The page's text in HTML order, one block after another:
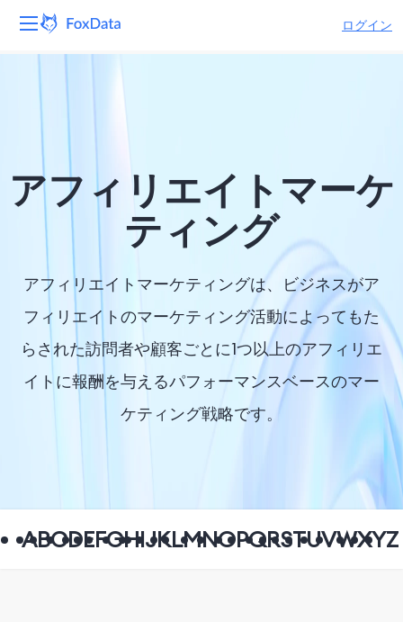
ログイン
リソース
会社
アフィリエイトマーケ
ティング
アフィリエイトマーケティングは、ビジネスがア
フィリエイトのマーケティング活動によってもた
らされた訪問者や顧客ごとに1つ以上のアフィリエ
イトに報酬を与えるパフォーマンスベースのマー
ケティング戦略です。
ABCDEFGHIJKLMNOPQRSTUVWXYZ